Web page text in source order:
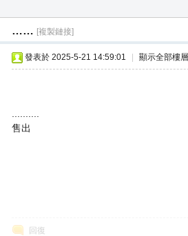
›
…… [複製鏈接]
發表於 2025-5-21 14:59:01 顯示全部樓層
售出
回復